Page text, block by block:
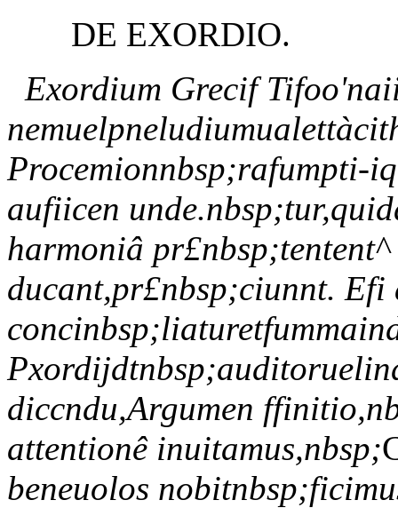
DE EXORDIO.
Exordium Grecif
Procemionnbsp;rafumpti-
aufiicen
harmoniâ
ducant,pr£nbsp;ciunnt.
diccndu,Argumen
attentionê inuitamus,nbsp;
beneuolos